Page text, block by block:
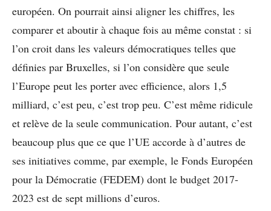
européen. On pourrait ainsi aligner les chiffres, les
comparer et aboutir à chaque fois au même constat : si
l’on croit dans les valeurs démocratiques telles que
définies par Bruxelles, si l’on considère que seule
l’Europe peut les porter avec efficience, alors 1,5
milliard, c’est peu, c’est trop peu. C’est même ridicule
et relève de la seule communication. Pour autant, c’est
beaucoup plus que ce que l’UE accorde à d’autres de
ses initiatives comme, par exemple, le Fonds Européen
pour la Démocratie (FEDEM) dont le budget 2017-
2023 est de sept millions d’euros.